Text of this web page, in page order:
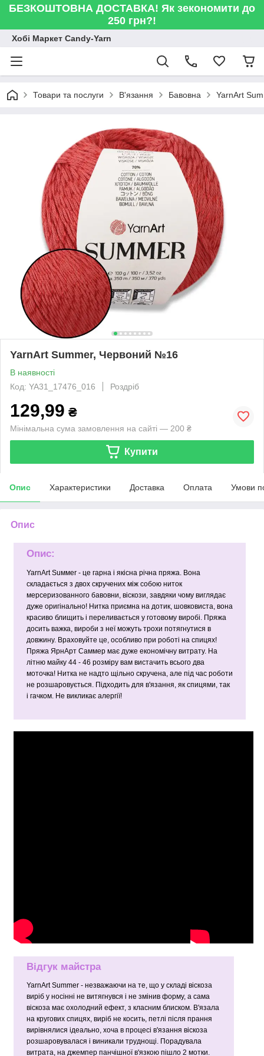
БЕЗКОШТОВНА ДОСТАВКА! Як зекономити до
250 грн?!
Хобі Маркет Candy-Yarn
Товари та послуги В'язання Бавовна YarnArt
YarnArt Summer, Червоний №16
В наявності
Код: YA31_17476_016
Роздріб
129,99 ₴
Мінімальна сума замовлення на сайті — 200 ₴
Купити
Опис Характеристики Доставка Оплата Умови
Опис
Опис:
YarnArt Suммer - це гарна і якісна річна пряжа. Вона
складається з двох скручених між собою ниток
мерсеризованного бавовни, віскози, завдяки чому виглядає
дуже оригінально! Нитка приємна на дотик, шовковиста, вона
красиво блищить і переливається у готовому виробі. Пряжа
досить важка, вироби з неї можуть трохи потягнутися в
довжину. Враховуйте це, особливо при роботі на спицях!
Пряжа ЯрнАрт Саммер має дуже економічну витрату. На
літню майку 44 - 46 розміру вам вистачить всього два
моточка! Нитка не надто щільно скручена, але під час роботи
не розшаровується. Підходить для в'язання, як спицями, так
і гачком. Не викликає алергії!
Відгук майстра
YarnArt Summer - незважаючи на те, що у складі віскоза
виріб у носінні не витягнувся і не змінив форму, а сама
віскоза має охолодний ефект, з класним блиском. В'язала
на кругових спицях, виріб не косить, петлі після прання
вирівнялися ідеально, хоча в процесі в'язання віскоза
розшаровувалася і виникали труднощі. Порадувала
витрата, на джемпер панчішної в'язкою пішло 2 мотки.